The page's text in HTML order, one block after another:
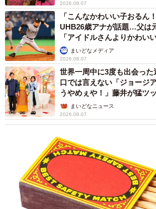
白秋さん関連情報
Twitterアカウント： https://twitter.com/
2026.08.07
「こんなかわいい子おるん
UHB26歳アナが話題…父は
「アイドルさんよりかわい
か」まいどなメディア
2026.08.07
世界一周中に3度も出会っ
口では言えない「ジョージ
うやめぇや！」藤井が猛ツ
ん】まいどなニュース
2026.08.07